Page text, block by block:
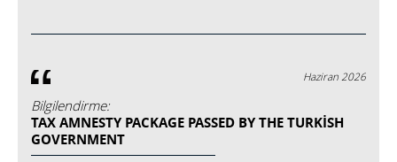
Haziran 2026
Bilgilendirme:
TAX AMNESTY PACKAGE PASSED BY THE TURKISH
GOVERNMENT